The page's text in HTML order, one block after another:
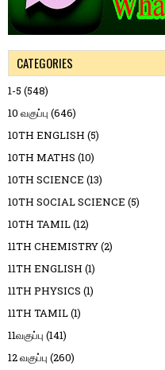
CATEGORIES
1-5 (548)
10 வகுப்பு (646)
10TH ENGLISH (5)
10TH MATHS (10)
10TH SCIENCE (13)
10TH SOCIAL SCIENCE (5)
10TH TAMIL(12)
11TH CHEMISTRY(2)
11TH ENGLISH (1)
11TH PHYSICS (1)
11TH TAMIL(1)
11வகுப்பு (141)
12 வகுப்பு (260)